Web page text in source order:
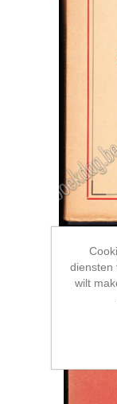
diensten
wilt